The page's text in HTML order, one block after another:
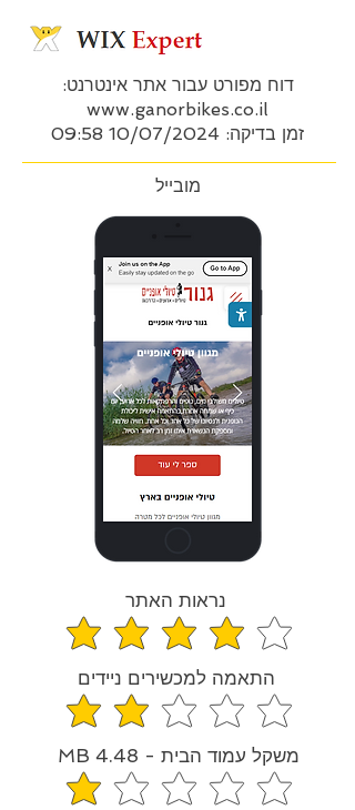
דוח מפורט עבור אתר אינטרנט:
www.ganorbikes.co.il
זמן בדיקה: 10/07/2024 09:58
מובייל
נראות האתר
הוא 4.2 מתוך 5
התאמה למכשירים ניידים
הוא 2 מתוך 5
משקל עמוד הבית - 4.48 MB
הוא 1 מתוך 5